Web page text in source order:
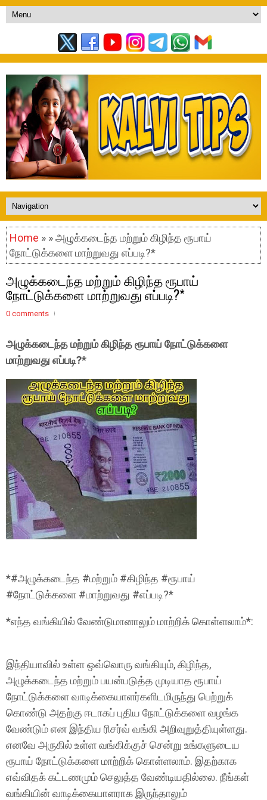
Home » » அழுக்கடைந்த மற்றும் கிழிந்த ரூபாய்
நோட்டுக்களை மாற்றுவது எப்படி?*
அழுக்கடைந்த மற்றும் கிழிந்த ரூபாய்
நோட்டுக்களை மாற்றுவது எப்படி?*
0 comments
அழுக்கடைந்த மற்றும் கிழிந்த ரூபாய் நோட்டுக்களை
மாற்றுவது எப்படி?*
*#அழுக்கடைந்த #மற்றும் #கிழிந்த #ரூபாய்
#நோட்டுக்களை #மாற்றுவது #எப்படி?*
*எந்த வங்கியில் வேண்டுமானாலும் மாற்றிக் கொள்ளலாம்*:
இந்தியாவில் உள்ள ஒவ்வொரு வங்கியும், கிழிந்த,
அழுக்கடைந்த மற்றும் பயன்படுத்த முடியாத ரூபாய்
நோட்டுக்களை வாடிக்கையாளர்களிடமிருந்து பெற்றுக்
கொண்டு அதற்கு ஈடாகப் புதிய நோட்டுக்களை வழங்க
வேண்டும் என இந்திய ரிசர்வ் வங்கி அறிவுறுத்தியுள்ளது.
எனவே அருகில் உள்ள வங்கிக்குச் சென்று உங்களுடைய
ரூபாய் நோட்டுக்களை மாற்றிக் கொள்ளலாம். இதற்காக
எவ்விதக் கட்டணமும் செலுத்த வேண்டியதில்லை. நீங்கள்
வங்கியின் வாடிக்கையாளராக இருந்தாலும்